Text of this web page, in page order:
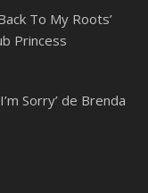
To My Roots’
Princess
Sorry’ de Brenda